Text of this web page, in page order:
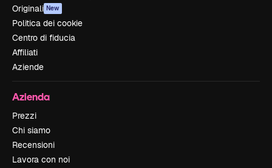
Originali New
Politica dei cookie
Centro di fiducia
Affiliati
Aziende
Azienda
Prezzi
Chi siamo
Recensioni
Lavora con noi